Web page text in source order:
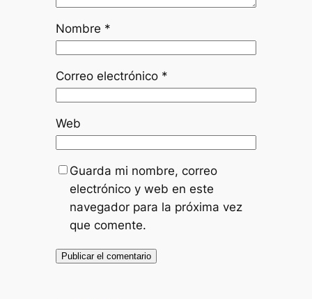
Nombre *
Correo electrónico *
Web
Guarda mi nombre, correo
electrónico y web en este
navegador para la próxima vez
que comente.